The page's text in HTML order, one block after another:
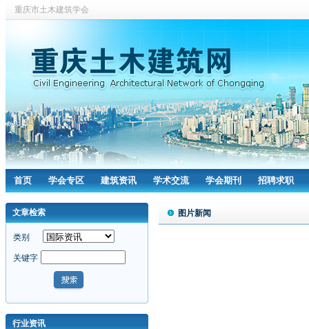
重庆市土木建筑学会
首页 学会专区 建筑资讯 学术交流 学会期刊 招聘求职
文章检索
类别
关键字
行业资讯
图片新闻